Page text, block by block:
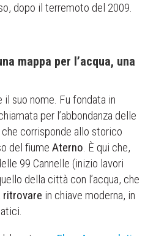
dopo il terremoto del 2009.
mappa per l’acqua, una
il suo nome. Fu fondata in
per l’abbondanza delle
corrisponde allo storico
del fiume Aterno. È qui che,
99 Cannelle (inizio lavori
della città con l’acqua, che
ritrovare in chiave moderna, in